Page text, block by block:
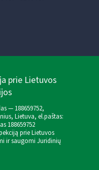
prie Lietuvos
— 188659752,
Lietuva, el.paštas:
188659752
prie Lietuvos
ir saugomi Juridinių